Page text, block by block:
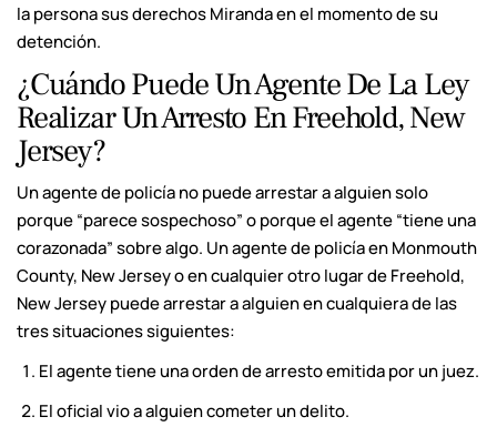
la persona sus derechos Miranda en el momento de su
detención.
¿Cuándo Puede Un Agente De La Ley
Realizar Un Arresto En Freehold, New
Jersey?
Un agente de policía no puede arrestar a alguien solo
porque “parece sospechoso” o porque el agente “tiene una
corazonada” sobre algo. Un agente de policía en Monmouth
County, New Jersey o en cualquier otro lugar de Freehold,
New Jersey puede arrestar a alguien en cualquiera de las
tres situaciones siguientes:
El agente tiene una orden de arresto emitida por un juez.
El oficial vio a alguien cometer un delito.